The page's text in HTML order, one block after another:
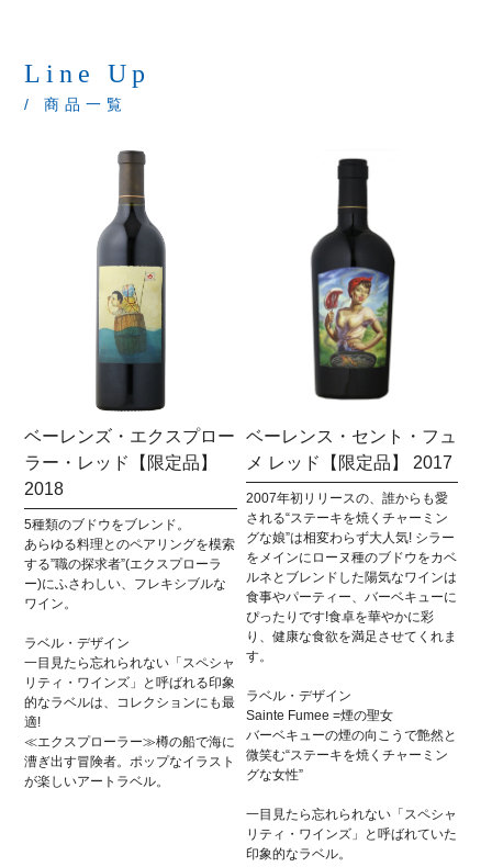
Line Up
/ 商品一覧
ベーレンズ・エクスプロー
ラー・レッド【限定品】
2018
5種類のブドウをブレンド。
あらゆる料理とのペアリングを模索
する”職の探求者”(エクスプローラ
ー)にふさわしい、フレキシブルな
ワイン。
ラベル・デザイン
一目見たら忘れられない「スペシャ
リティ・ワインズ」と呼ばれる印象
的なラベルは、コレクションにも最
適!
≪エクスプローラー≫樽の船で海に
漕ぎ出す冒険者。ポップなイラスト
が楽しいアートラベル。
ベーレンス・セント・フュ
メ レッド【限定品】 2017
2007年初リリースの、誰からも愛
される“ステーキを焼くチャーミン
グな娘”は相変わらず大人気! シラー
をメインにローヌ種のブドウをカベ
ルネとブレンドした陽気なワインは
食事やパーティー、バーベキューに
ぴったりです!食卓を華やかに彩
り、健康な食欲を満足させてくれま
す。
ラベル・デザイン
Sainte Fumee =煙の聖女
バーベキューの煙の向こうで艶然と
微笑む“ステーキを焼くチャーミン
グな女性”
一目見たら忘れられない「スペシャ
リティ・ワインズ」と呼ばれていた
印象的なラベル。